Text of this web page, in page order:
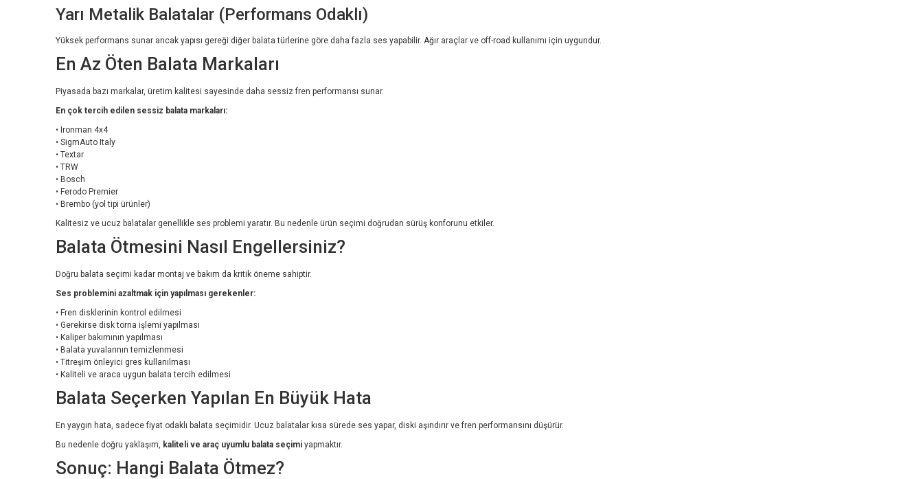
Yarı Metalik Balatalar (Performans Odaklı)
Yüksek performans sunar ancak yapısı gereği diğer balata türlerine göre daha fazla ses yapabilir. Ağır araçlar ve off-road kullanımı için uygundur.
En Az Öten Balata Markaları
Piyasada bazı markalar, üretim kalitesi sayesinde daha sessiz fren performansı sunar.
En çok tercih edilen sessiz balata markaları:
• Ironman 4x4
• SigmAuto Italy
• Textar
• TRW
• Bosch
• Ferodo Premier
• Brembo (yol tipi ürünler)
Kalitesiz ve ucuz balatalar genellikle ses problemi yaratır. Bu nedenle ürün seçimi doğrudan sürüş konforunu etkiler.
Balata Ötmesini Nasıl Engellersiniz?
Doğru balata seçimi kadar montaj ve bakım da kritik öneme sahiptir.
Ses problemini azaltmak için yapılması gerekenler:
• Fren disklerinin kontrol edilmesi
• Gerekirse disk torna işlemi yapılması
• Kaliper bakımının yapılması
• Balata yuvalarının temizlenmesi
• Titreşim önleyici gres kullanılması
• Kaliteli ve araca uygun balata tercih edilmesi
Balata Seçerken Yapılan En Büyük Hata
En yaygın hata, sadece fiyat odaklı balata seçimidir. Ucuz balatalar kısa sürede ses yapar, diski aşındırır ve fren performansını düşürür.
Bu nedenle doğru yaklaşım, kaliteli ve araç uyumlu balata seçimi yapmaktır.
Sonuç: Hangi Balata Ötmez?